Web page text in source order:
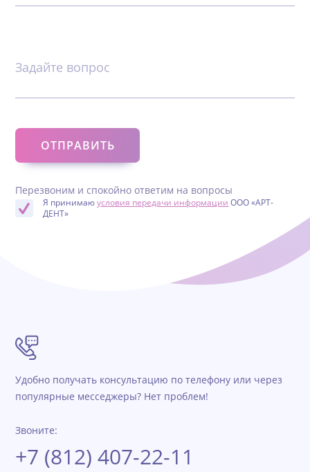
Задайте вопрос
Перезвоним и спокойно ответим на вопросы
Я принимаюусловия передачи информации ООО «АРТ-
ДЕНТ»
Удобно получать консультацию по телефону или через
популярные месседжеры? Нет проблем!
Звоните:
+7 (812) 407-22-11